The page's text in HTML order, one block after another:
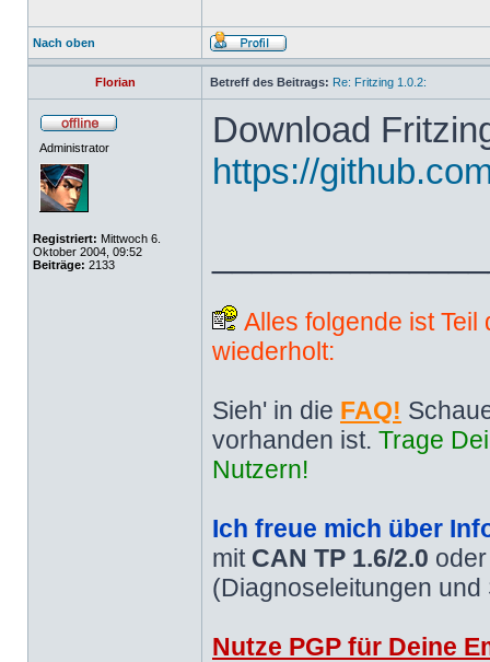
Nach oben
Florian Betreff des Beitrags: Re: Fritzing 1.0.2:
Administrator
Registriert: Mittwoch 6.
Oktober 2004, 09:52
Beiträge: 2133
Download
https://
Alles folgende ist
wiederholt:
Sieh' in die FAQ!
vorhanden ist. Trage
Nutzern!
Ich freue mich über
mit CAN TP 1.6/2.0
(Diagnoseleitungen
Nutze PGP für Deine